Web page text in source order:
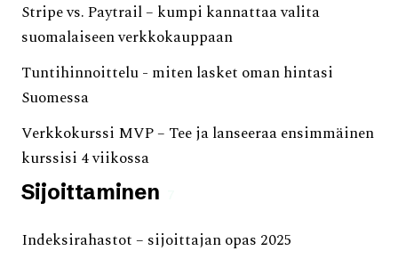
Stripe vs. Paytrail – kumpi kannattaa valita
suomalaiseen verkkokauppaan
Tuntihinnoittelu - miten lasket oman hintasi
Suomessa
Verkkokurssi MVP – Tee ja lanseeraa ensimmäinen
kurssisi 4 viikossa
Sijoittaminen
Indeksirahastot – sijoittajan opas 2025